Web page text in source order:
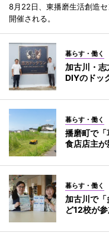
8月22日、東播磨生活創造
開催される。
暮らす・働く
加古川・
DIYのドッ
暮らす・働く
播磨町で
食店店主が
暮らす・働く
加古川で
ど12校が